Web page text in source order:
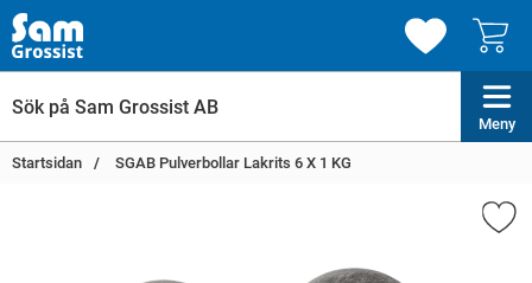
Meny
Startsidan SGAB Pulverbollar Lakrits 6 X 1 KG